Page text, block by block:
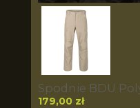
Spodnie BDU
179,00 zł